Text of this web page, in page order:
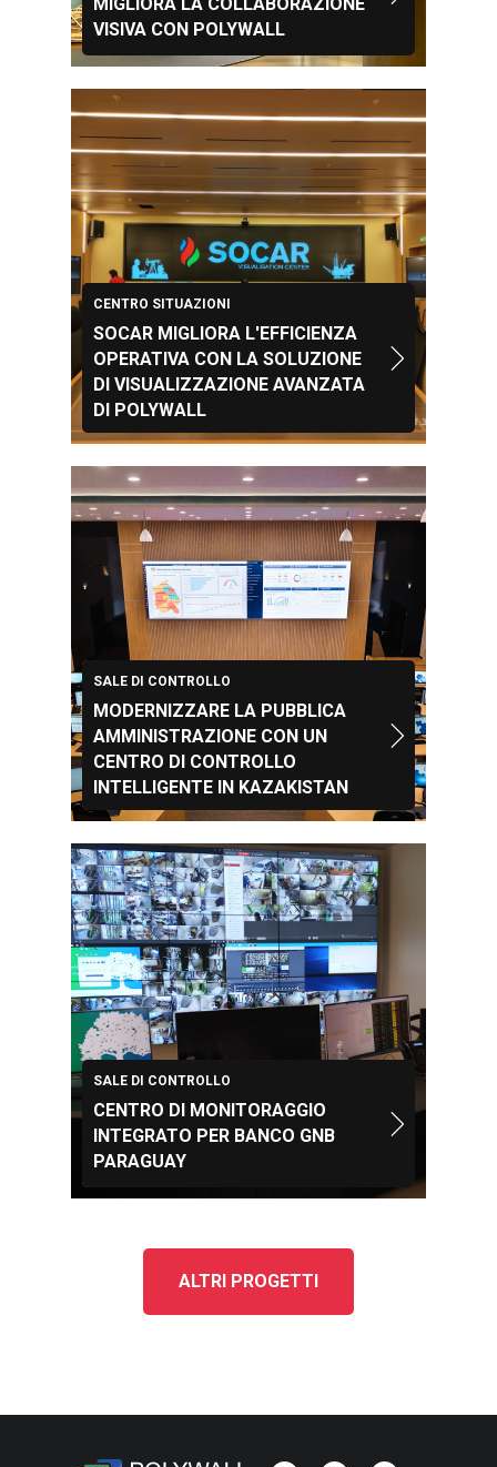
SALE DI CONTROLLO
MODERNIZZARE LA PUBBLICA
AMMINISTRAZIONE CON UN
CENTRO DI CONTROLLO
INTELLIGENTE IN KAZAKISTAN
SALE DI CONTROLLO
CENTRO DI MONITORAGGIO
INTEGRATO PER BANCO GNB
PARAGUAY
CENTRO SITUAZIONI
SOCAR MIGLIORA L'EFFICIENZA
OPERATIVA CON LA SOLUZIONE
DI VISUALIZZAZIONE AVANZATA
DI POLYWALL
VISIVA CON POLYWALL
ALTRI PROGETTI